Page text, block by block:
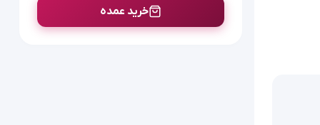
خرید عمده